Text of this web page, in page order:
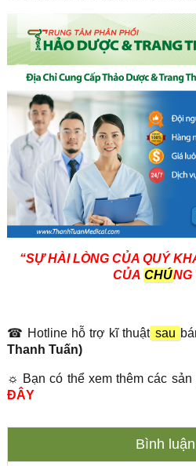
“SỰ HÀI LÒNG CỦA QUÝ
CỦA CHÚNG
☎ Hotline hỗ trợ kĩ thuật sau
Thanh Tuấn)
☼ Bạn có thể xem thêm các
ĐÂY
Bình